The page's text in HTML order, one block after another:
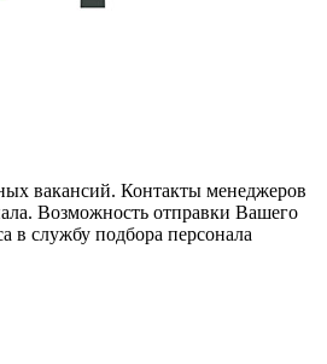
вакансий. Контакты менеджеров
Возможность отправки Вашего
в службу подбора персонала